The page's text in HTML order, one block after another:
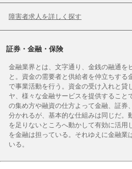
障害者求人を詳しく探す
証券・金融・保険
金融業界とは、文字通り、金銭の融通を
と。資金の需要者と供給者を仲立ちする
で事業活動を行う。資金の受け入れと貸
ヤ、様々な金融サービスを提供すること
の集め方や融資の仕方よって金融、証券
分かれるが、基本的な仕組みは同じだ。
を足りないところへ動かして有効に活用
を金融は担っている。それゆえに金融業
いる。